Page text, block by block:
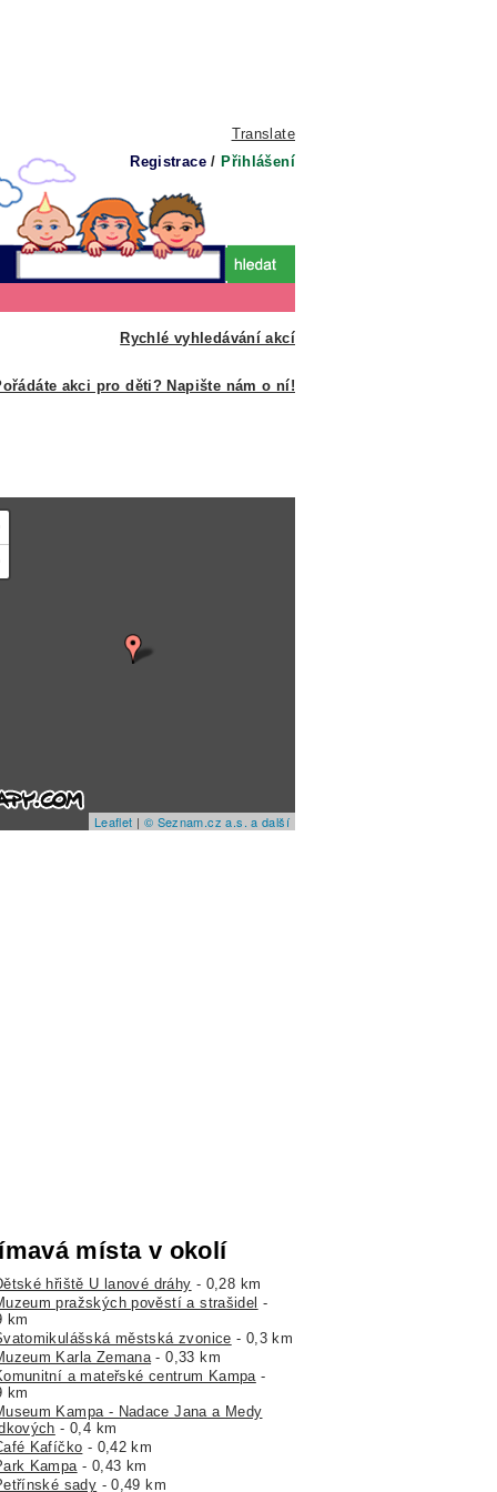
Translate
Registrace / Přihlášení
Rychlé vyhledávání akcí
akci pro děti? Napište nám o ní!
Leaflet | © Seznam.cz a.s. a další
místa v okolí
hřiště U lanové dráhy - 0,28 km
pražských pověstí a strašidel -
km
městská zvonice - 0,3 km
Karla Zemana- 0,33 km
a mateřské centrum Kampa-
km
Kampa - Nadace Jana a Medy
- 0,4 km
Kafíčko - 0,42 km
Kampa- 0,43 km
sady - 0,49 km